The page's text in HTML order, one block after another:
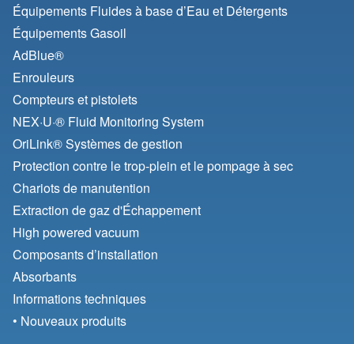
Équipements Fluides à base d’Eau et Détergents
Équipements Gasoil
AdBlue®
Enrouleurs
Compteurs et pistolets
NEX·U·® Fluid Monitoring System
OriLink® Systèmes de gestion
Protection contre le trop-plein et le pompage à sec
Chariots de manutention
Extraction de gaz d'Échappement
High powered vacuum
Composants d’installation
Absorbants
Informations techniques
• Nouveaux produits